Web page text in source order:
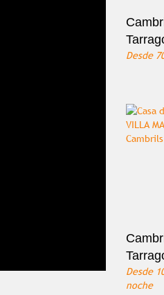
Desde
Desde
noche